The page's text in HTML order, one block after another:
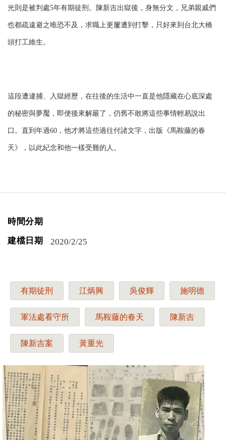
光則是被判處5年有期徒刑。陳新吉出獄後，身無分文，兄弟親戚們
也都疏遠避之唯恐不及，求職上更屢遭到打擊，只好來到台北大橋
頭打工維生。
這段遭逮捕、入獄經歷，在往後的生活中一直是他隱藏在心底深處
的秘密與夢魘，即便後來解嚴了，仍舊不敢將這些事情輕易說出
口。直到年過60，他才將這些過往付諸文字，出版《馬鞍藤的春
天》，以此紀念和他一樣受難的人。
時間分期
建檔日期
2020/2/25
有期徒刑 江炳興 吳俊輝 施明德
軍法處看守所 馬鞍藤的春天 陳新吉
陳新吉案 黃重光